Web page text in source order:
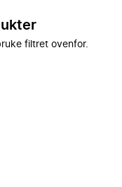
filtret ovenfor.